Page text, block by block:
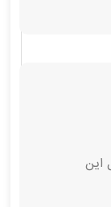
این